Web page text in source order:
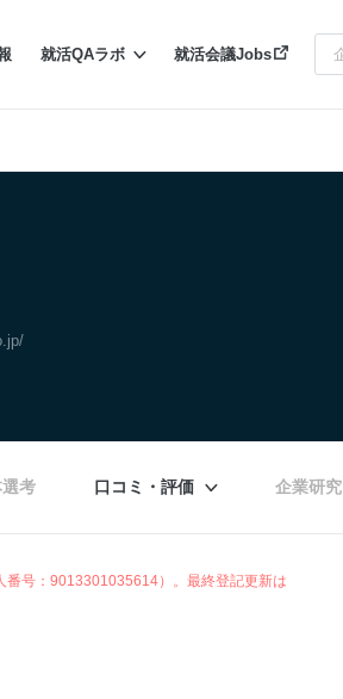
就活QAラボ 就活会議Jobs
考 口コミ・評価 企業研究
番号：9013301035614）。最終登記更新は